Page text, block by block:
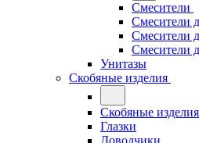
Смесители
Смесители
Смесители
Смесители
Унитазы
Скобяные изделия
Скобяные изделия
Глазки
Доводчики